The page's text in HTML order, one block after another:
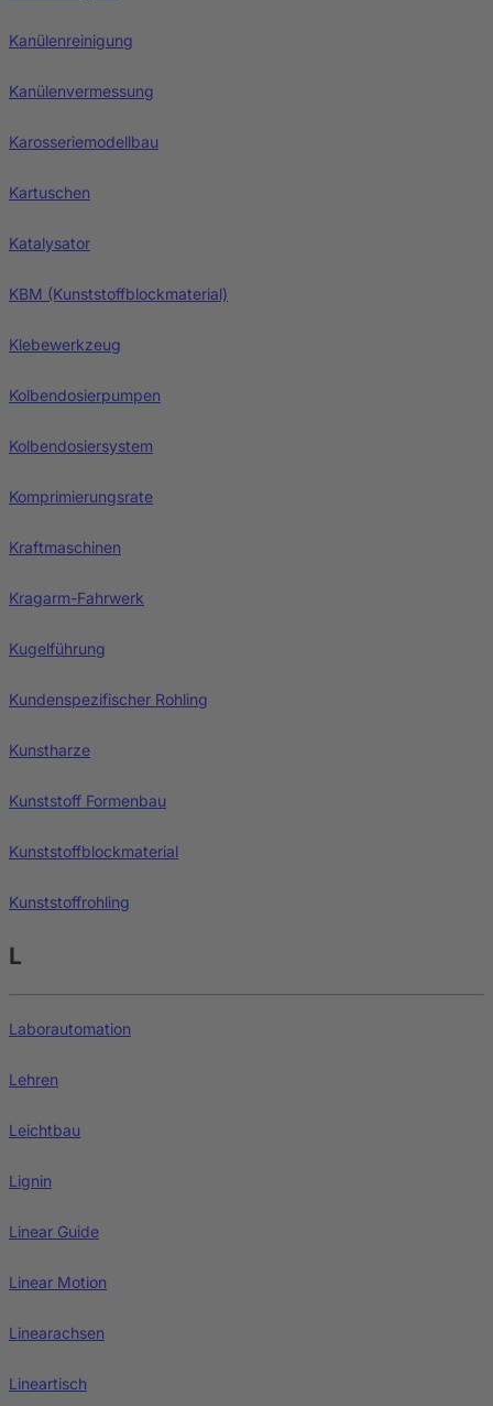
Kanülenreinigung
Kanülenvermessung
Karosseriemodellbau
Kartuschen
Katalysator
KBM (Kunststoffblockmaterial)
Klebewerkzeug
Kolbendosierpumpen
Kolbendosiersystem
Komprimierungsrate
Kraftmaschinen
Kragarm-Fahrwerk
Kugelführung
Kundenspezifischer Rohling
Kunstharze
Kunststoff Formenbau
Kunststoffblockmaterial
Kunststoffrohling
L
Laborautomation
Lehren
Leichtbau
Lignin
Linear Guide
Linear Motion
Linearachsen
Lineartisch